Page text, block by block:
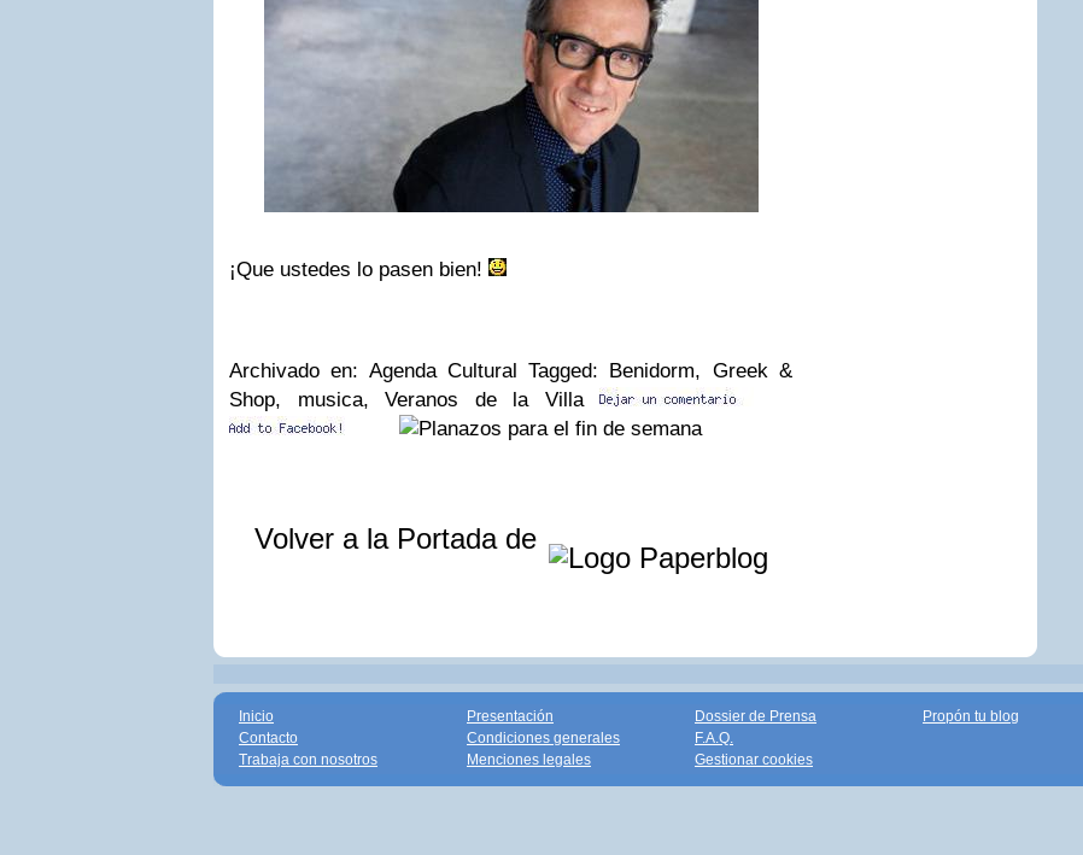
¡Que ustedes lo pasen bien!
Archivado en: Agenda Cultural Tagged: Benidorm, Greek &
Shop, musica, Veranos de la Villa
Volver a la Portada de
Inicio
Contacto
Trabaja con nosotros
Presentación
Condiciones generales
Menciones legales
Dossier de Prensa
F.A.Q.
Gestionar cookies
Propón tu blog